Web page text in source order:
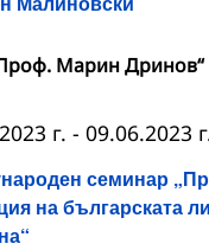
Марин Дринов“
семинар
на българската
г. - 09.06.2023